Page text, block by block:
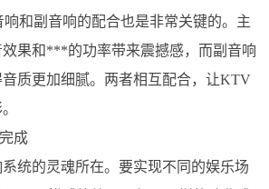
和副音响的配合也是非常关键的。主
果和***的功率带来震撼感，而副音响
质更加细腻。两者相互配合，让KTV
成
统的灵魂所在。要实现不同的娱乐场